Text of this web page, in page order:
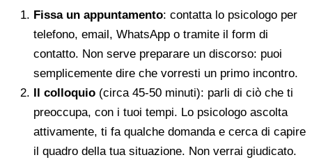
Fissa un appuntamento: contatta lo psicologo per
telefono, email, WhatsApp o tramite il form di
contatto. Non serve preparare un discorso: puoi
semplicemente dire che vorresti un primo incontro.
Il colloquio (circa 45-50 minuti): parli di ciò che ti
preoccupa, con i tuoi tempi. Lo psicologo ascolta
attivamente, ti fa qualche domanda e cerca di capire
il quadro della tua situazione. Non verrai giudicato.